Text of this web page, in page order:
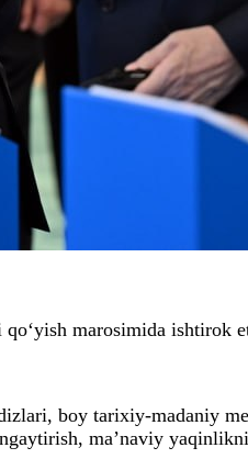
marosimida ishtirok
boy tarixiy-madaniy
ma’naviy